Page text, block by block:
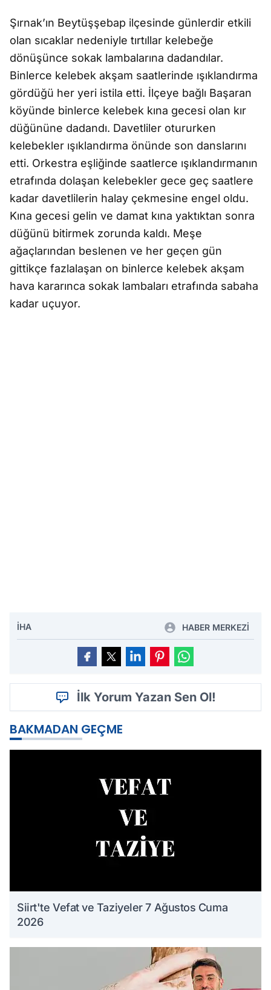
Şırnak’ın Beytüşşebap ilçesinde günlerdir etkili
olan sıcaklar nedeniyle tırtıllar kelebeğe
dönüşünce sokak lambalarına dadandılar.
Binlerce kelebek akşam saatlerinde ışıklandırma
gördüğü her yeri istila etti. İlçeye bağlı Başaran
köyünde binlerce kelebek kına gecesi olan kır
düğününe dadandı. Davetliler otururken
kelebekler ışıklandırma önünde son danslarını
etti. Orkestra eşliğinde saatlerce ışıklandırmanın
etrafında dolaşan kelebekler gece geç saatlere
kadar davetlilerin halay çekmesine engel oldu.
Kına gecesi gelin ve damat kına yaktıktan sonra
düğünü bitirmek zorunda kaldı. Meşe
ağaçlarından beslenen ve her geçen gün
gittikçe fazlalaşan on binlerce kelebek akşam
hava kararınca sokak lambaları etrafında sabaha
kadar uçuyor.
İHA HABER MERKEZİ
İlk Yorum Yazan Sen Ol!
BAKMADAN GEÇME
Siirt'te Vefat ve Taziyeler 7 Ağustos Cuma
2026